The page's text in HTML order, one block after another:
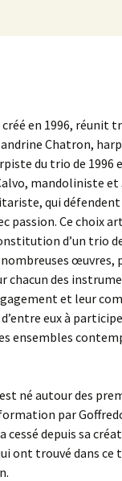
en 1996, réunit
Chatron,
du trio de 1996
mandoliniste et
qui défendent
passion. Ce choix
d’un trio
œuvres,
chacun des
et leur
eux à
ensembles
né autour des
par
cessé depuis sa
ont trouvé dans ce